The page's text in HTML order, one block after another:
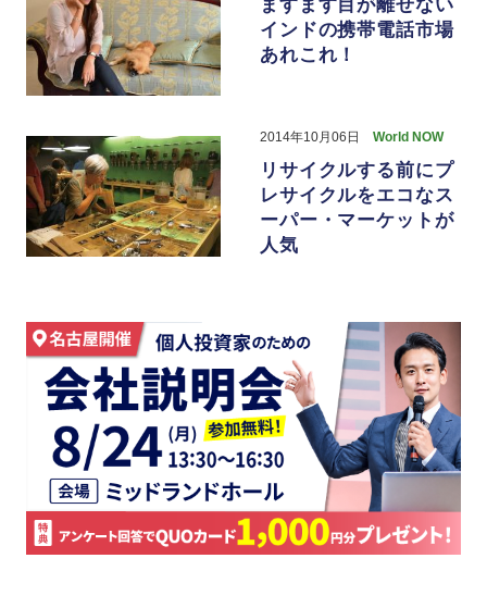
ますます目が離せない
インドの携帯電話市場
あれこれ！
2014年10月06日 World NOW
リサイクルする前にプ
レサイクルをエコなス
ーパー・マーケットが
人気